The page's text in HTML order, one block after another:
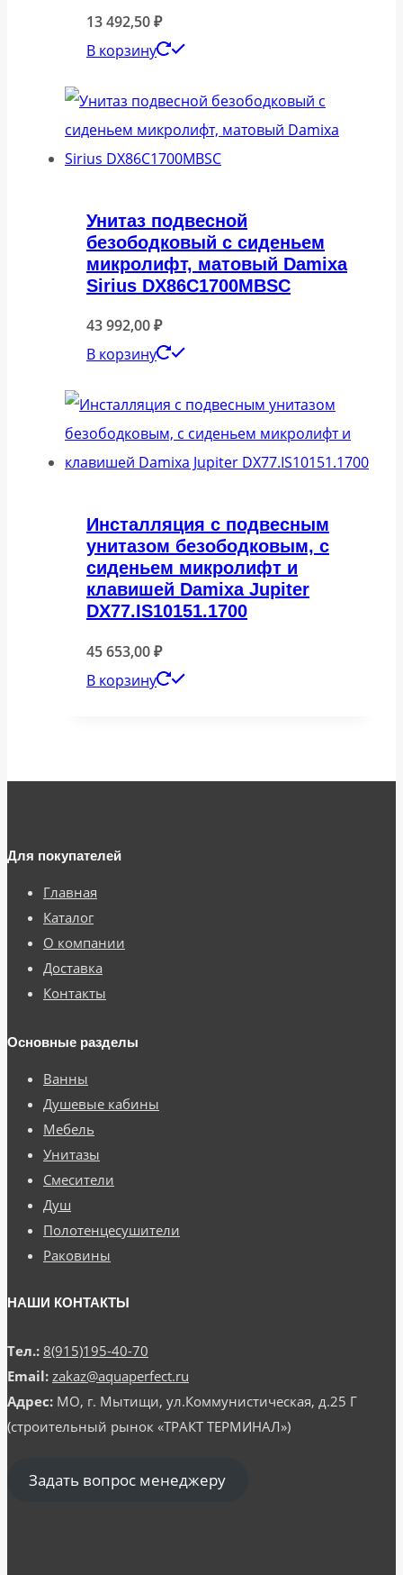
13 492,50₽
В корзину
Унитаз подвесной
безободковый с сиденьем
микролифт, матовый Damixa
Sirius DX86C1700MBSC
43 992,00₽
В корзину
Инсталляция с подвесным
унитазом безободковым, с
сиденьем микролифт и
клавишей Damixa Jupiter
DX77.IS10151.1700
45 653,00₽
В корзину
Для покупателей
Главная
Каталог
О компании
Доставка
Контакты
Основные разделы
Ванны
Душевые кабины
Мебель
Унитазы
Смесители
Душ
Полотенцесушители
Раковины
НАШИ КОНТАКТЫ
Тел.: 8(915)195-40-70
Email: zakaz@aquaperfect.ru
Адрес: МО, г. Мытищи, ул.Коммунистическая, д.25 Г
(строительный рынок «ТРАКТ ТЕРМИНАЛ»)
Задать вопрос менеджеру